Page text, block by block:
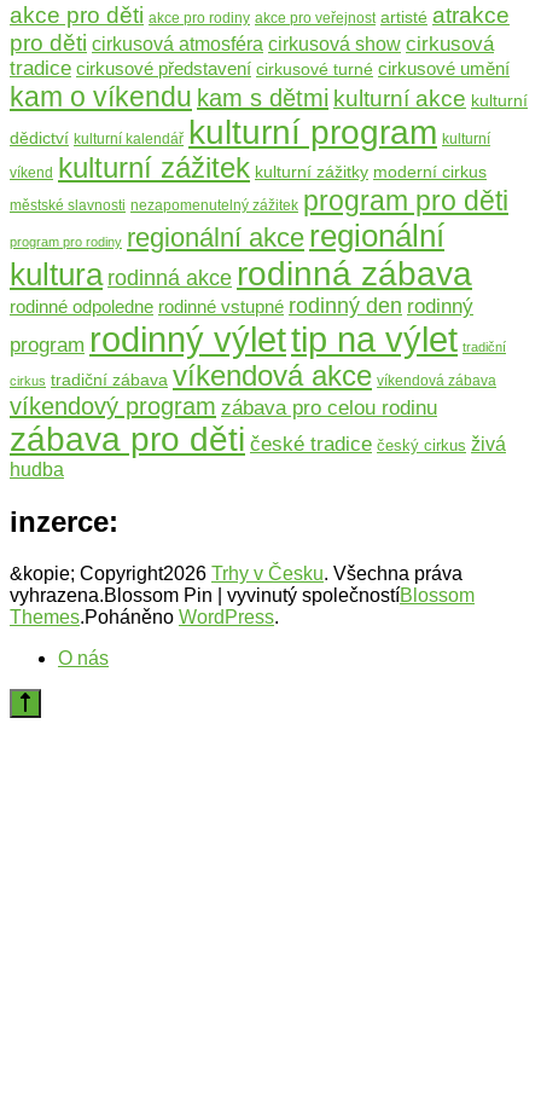
akce pro děti akce pro rodiny akce pro veřejnost artisté atrakce
pro děti cirkusová atmosféra cirkusová show cirkusová
tradice cirkusové představení cirkusové turné cirkusové umění
kam o víkendu kam s dětmi kulturní akce kulturní
dědictví kulturní kalendář kulturní program kulturní
víkend kulturní zážitek kulturní zážitky moderní cirkus
městské slavnosti nezapomenutelný zážitek program pro děti
program pro rodiny regionální akce regionální
kultura rodinná akce rodinná zábava
rodinné odpoledne rodinné vstupné rodinný den rodinný
program rodinný výlettip na výlet tradiční
cirkus tradiční zábava víkendová akce víkendová zábava
víkendový program zábava pro celou rodinu
zábava pro děti české tradice český cirkus živá
hudba
inzerce:
&kopie; Copyright2026 Trhy v Česku. Všechna práva
vyhrazena.Blossom Pin | vyvinutý společnostíBlossom
Themes.Poháněno WordPress.
O nás